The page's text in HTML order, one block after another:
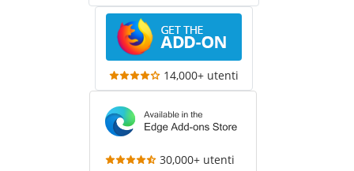
14,000+ utenti
30,000+ utenti